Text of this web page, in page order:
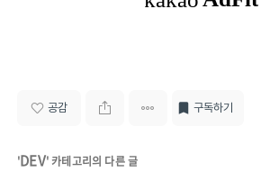
공감 구독하기
'DEV' 카테고리의 다른 글